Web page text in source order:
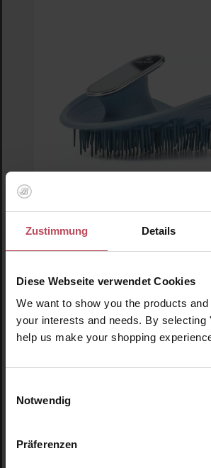
Zustimmung Details
Diese Webseite verwendet Cookies
We want to show you the products
your interests and needs. By selecting
help us make your shopping
Notwendig
Präferenzen
Durchschnittliche
Haarbürste